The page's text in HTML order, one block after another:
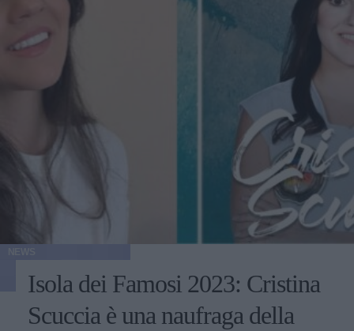
Isola dei Famosi 2023: Cristina
Scuccia è una naufraga della